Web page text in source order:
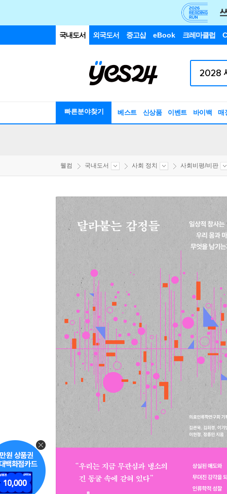
국내도서 외국도서 중고샵 eBook 크레마클럽
빠른분야찾기 베스트 신상품 이벤트 바이백 매
웰컴 국내도서 사회 정치 사회비평/비판